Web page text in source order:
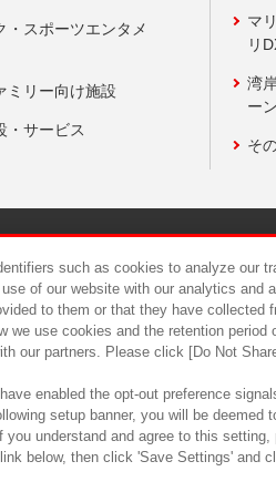
・スポーツエンタメ
ミリー向け施設
・サービス
マ
リ
湾
ー
そ
食品のご
such as cookies to analyze our
of our website with our analytics and
to them or that they have
we use cookies and the retention
our partners. Please click [Do Not
enabled the opt-out preference
setup banner, you will be
understand and agree to this
below, then click 'Save Settings' and